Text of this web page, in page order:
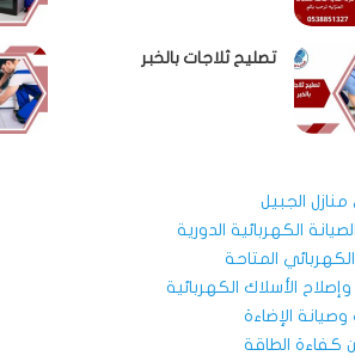
تصليح ثلاجات بالخبر
الجبيل
الكهربائية الدورية
المتاحة
الأسلاك الكهربائية
الإضاءة
كفاءة الطاقة